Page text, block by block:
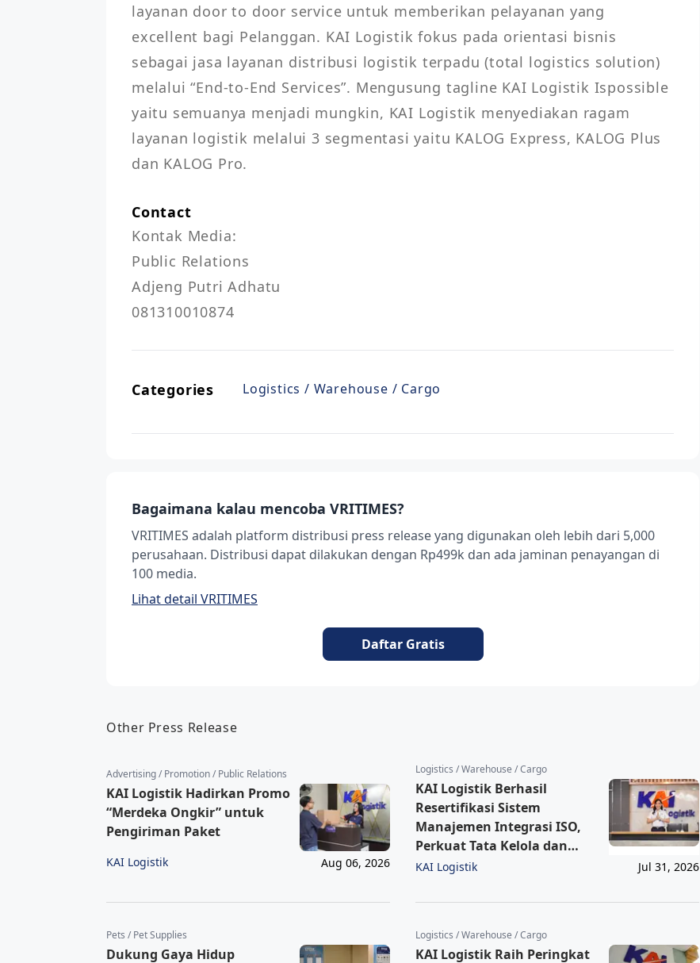
layanan door to door service untuk memberikan pelayanan yang
excellent bagi Pelanggan. KAI Logistik fokus pada orientasi bisnis
sebagai jasa layanan distribusi logistik terpadu (total logistics solution)
melalui “End-to-End Services”. Mengusung tagline KAI Logistik Ispossible
yaitu semuanya menjadi mungkin, KAI Logistik menyediakan ragam
layanan logistik melalui 3 segmentasi yaitu KALOG Express, KALOG Plus
dan KALOG Pro.
Contact
Kontak Media:
Public Relations
Adjeng Putri Adhatu
081310010874
Categories Logistics / Warehouse / Cargo
Bagaimana kalau mencoba VRITIMES?
VRITIMES adalah platform distribusi press release yang digunakan oleh lebih dari 5,000
perusahaan. Distribusi dapat dilakukan dengan Rp499k dan ada jaminan penayangan di
100 media.
Lihat detail VRITIMES
Daftar Gratis
Other Press Release
Advertising / Promotion / Public Relations
KAI Logistik Hadirkan Promo
“Merdeka Ongkir” untuk
Pengiriman Paket
KAI Logistik Aug 06, 2026
Logistics / Warehouse / Cargo
KAI Logistik Berhasil
Resertifikasi Sistem
Manajemen Integrasi ISO,
Perkuat Tata Kelola dan
Layanan Berkelanjutan
KAI Logistik Jul 31, 2026
Pets / Pet Supplies
Dukung Gaya Hidup
Logistics / Warehouse / Cargo
KAI Logistik Raih Peringkat